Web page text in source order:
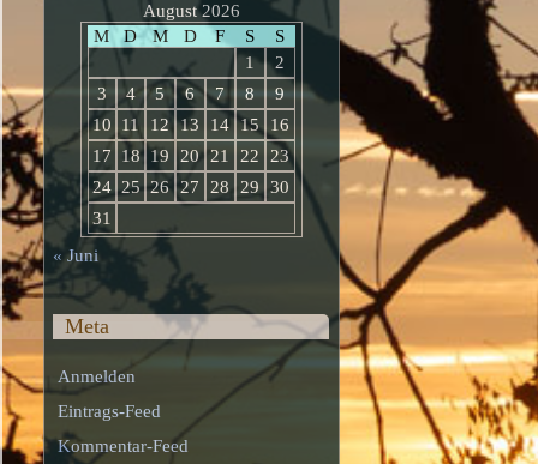
August 2026
M
D M D F S
S
1
2
3
4 5 6 7 8
9
10
11 12 13 14 15
16
17
18 19 20 21 22
23
24 25 26 27 28 29
30
31
« Juni
Meta
Anmelden
Eintrags-Feed
Kommentar-Feed